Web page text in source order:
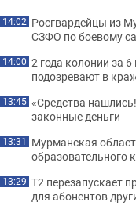
14:02 Росгвардейцы из
СЗФО по боевому
14:00 2 года колонии за
подозревают в
13:45 «Средства
законные деньги
13:31 Мурманская
образовательного
13:29 Т2 перезапускает
для абонентов